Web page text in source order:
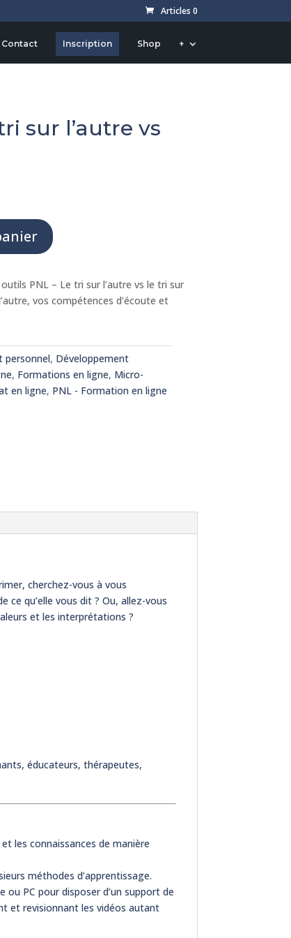
Articles 0
Contact Inscription Shop +
sur l’autre vs
PNL – Le tri sur l’autre vs le tri sur
vos compétences d’écoute et
personnel, Développement
, Formations en ligne, Micro-
en ligne, PNL - Formation en ligne
cherchez-vous à vous
qu’elle vous dit ? Ou, allez-vous
et les interprétations ?
éducateurs, thérapeutes,
les connaissances de manière
méthodes d’apprentissage.
PC pour disposer d’un support de
et revisionnant les vidéos autant